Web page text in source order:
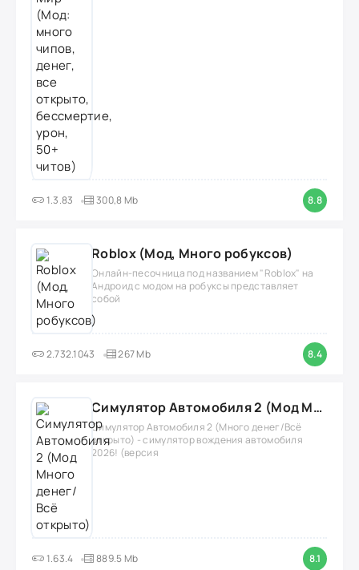
1.3.83 300,8 Mb 8.8
Roblox (Мод, Много робуксов)
Онлайн-песочница под названием "Roblox" на
Андроид с модом на робуксы представляет
собой
2.732.1043 267 Mb 8.4
Симулятор Автомобиля 2 (Мод Много денег/Всё открыто)
Симулятор Автомобиля 2 (Много денег/Всё
открыто) - симулятор вождения автомобиля
2026! (версия
1.63.4 889.5 Mb 8.1